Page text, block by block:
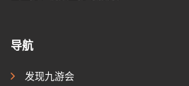
导航
发现九游会